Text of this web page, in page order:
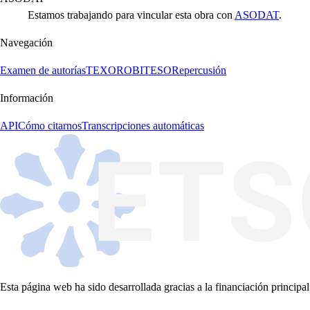
Estamos trabajando para vincular esta obra con ASODAT.
Navegación
Examen de autoríasTEXOROBITESORepercusión
Información
APICómo citarnosTranscripciones automáticas
Esta página web ha sido desarrollada gracias a la financiación